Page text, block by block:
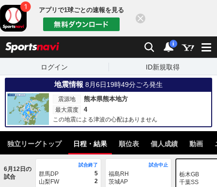
アプリで1球ごとの速報を見る
検索 通知
i
ログイン ID新規取得
地震情報 8月6日19時49分ごろ発生
震源地 熊本県熊本地方
最大震度 4
この地震による津波の心配はありません
独立リーグトップ 日程・結果 順位表 個人成績 動画
6月12日の
試合
試合終了
群馬DP
5
山梨FW
2
試合中止
福島RH
茨城AP
栃木GB
千葉SS